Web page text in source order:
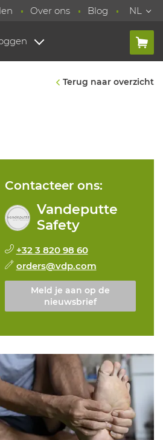
Over ons Blog NL
Terug naar overzicht
Contacteer ons:
Vandeputte
Safety
+32 3 820 98 60
orders@vdp.com
Meld je aan op de
nieuwsbrief